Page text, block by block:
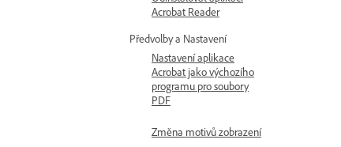
Acrobat Reader
Předvolby a Nastavení
Nastavení aplikace
Acrobat jako výchozího
programu pro soubory
PDF
Změna motivů zobrazení